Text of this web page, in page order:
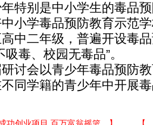
特别是中小学生的毒品
小学毒品预防教育示范
中二年级，普遍开设毒
吸毒、校园无毒品”。
会以青少年毒品预防教
同学籍的青少年中开展